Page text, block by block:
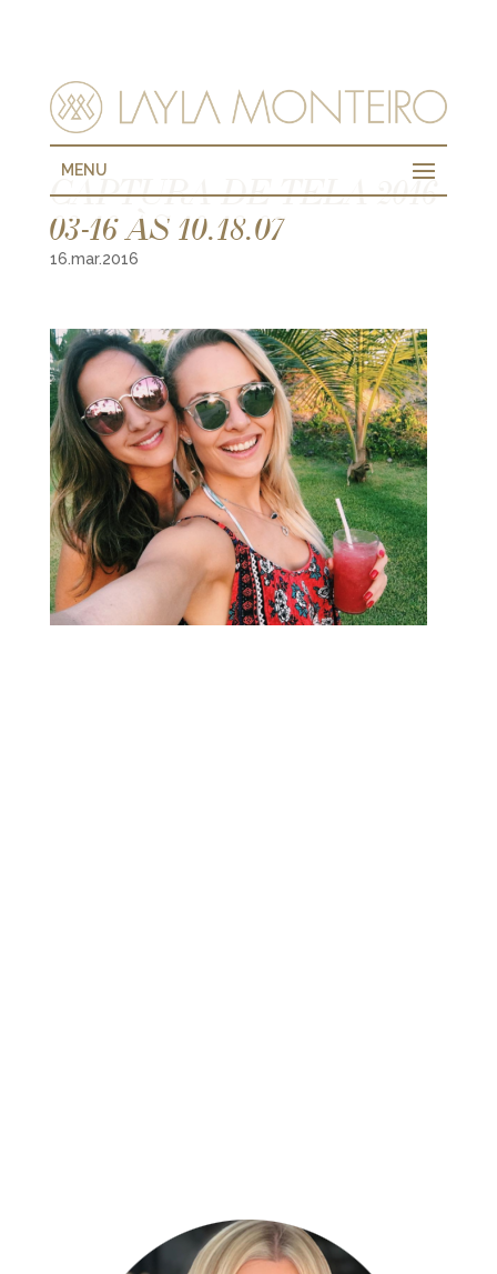
MENU
CAPTURA DE TELA 2016-
03-16 ÀS 10.18.07
16.mar.2016